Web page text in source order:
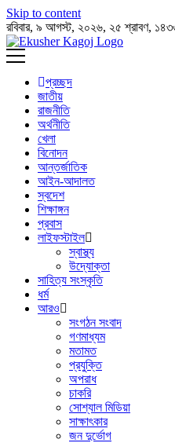
Skip to content
রবিবার, ৯ আগস্ট, ২০২৬, ২৫ শ্রাবণ,
প্রচ্ছদ
জাতীয়
রাজনীতি
অর্থনীতি
খেলা
বিনোদন
আন্তর্জাতিক
আইন-আদালত
স্বদেশ
শিক্ষাঙ্গন
প্রবাস
লাইফস্টাইল
স্বাস্থ্য
উদ্যোক্তা
সাহিত্য সংস্কৃতি
ধর্ম
আরও
সংগঠন সংবাদ
গণমাধ্যম
মতামত
প্রযুক্তি
অপরাধ
চাকরি
সোশ্যাল মিডিয়া
সাক্ষাৎকার
জন দুর্ভোগ